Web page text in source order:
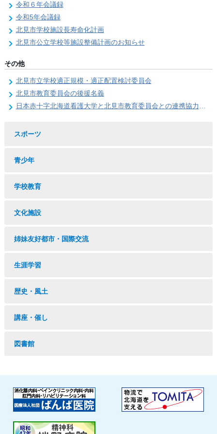
令和６年会議録
令和5年会議録
北見市学校施設長寿命化計画
北見市公立学校等施設整備計画のお知らせ
その他
北見市立学校適正規模・適正配置検討委員会
北見市教育委員会の後援名義
日本赤十字北海道看護大学と北見市教育委員会との連携協力に関する協定の締結
スポーツ
青少年
学校教育
文化施設
姉妹友好都市・国際交流
生涯学習
歴史・風土
講座・催し
図書館